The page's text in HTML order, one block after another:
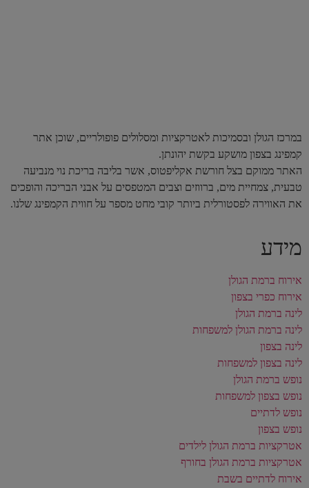
במרכז הגולן ובסמיכות לאטרקציות ומסלולים פופולריים, שוכן אתר
קמפינג בצפון מושקע בקשת יהונתן.
האתר ממוקם בצל חורשת אקליפטוס, אשר בליבה בריכת נוי מנביעה
טבעית, צמחיית מים, ברווזים וצבים המטפסים על אבני הבריכה והופכים
את האווירה לפסטורלית ביותר קובי מחט מספר על חווית הקמפינג שלנו.
מידע
אירוח ברמת הגולן
אירוח כפרי בצפון
לינה ברמת הגולן
לינה ברמת הגולן למשפחות
לינה בצפון
לינה בצפון למשפחות
נופש ברמת הגולן
נופש בצפון למשפחות
נופש לדתיים
נופש בצפון
אטרקציות ברמת הגולן לילדים
אטרקציות ברמת הגולן בחורף
אירוח לדתיים בשבת